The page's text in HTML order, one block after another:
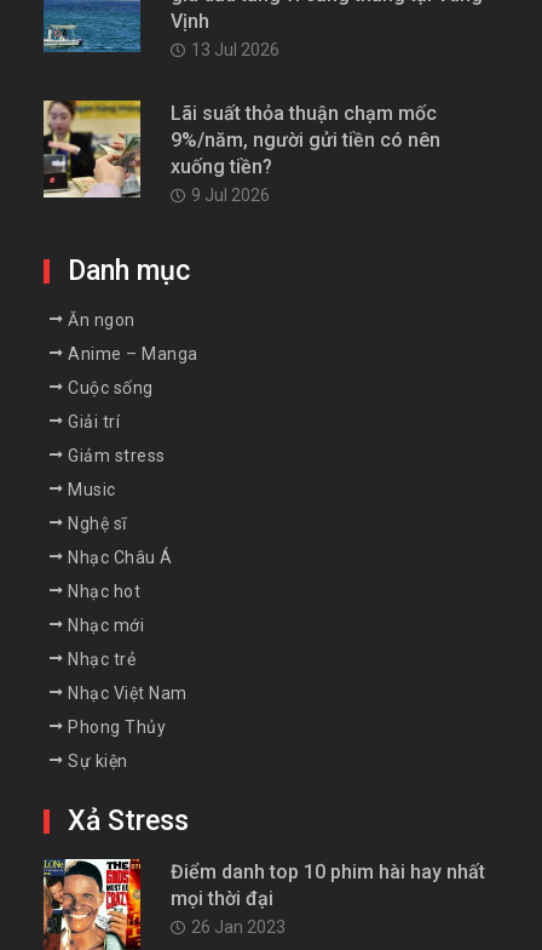
Vịnh
13 Jul 2026
Lãi suất thỏa thuận chạm mốc
9%/năm, người gửi tiền có nên
xuống tiền?
9 Jul 2026
Danh mục
Ăn ngon
Anime – Manga
Cuộc sống
Giải trí
Giảm stress
Music
Nghệ sĩ
Nhạc Châu Á
Nhạc hot
Nhạc mới
Nhạc trẻ
Nhạc Việt Nam
Phong Thủy
Sự kiện
Xả Stress
Điểm danh top 10 phim hài hay nhất
mọi thời đại
26 Jan 2023